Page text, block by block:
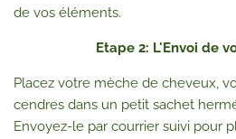
de vos éléments.
Etape 2: L'Envoi de
Placez votre mèche de cheveux,
cendres dans un petit sachet
Envoyez-le par courrier suivi pour